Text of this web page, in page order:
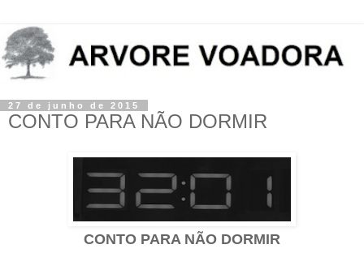
27 de junho de 2015
CONTO PARA NÃO DORMIR
CONTO PARA NÃO DORMIR